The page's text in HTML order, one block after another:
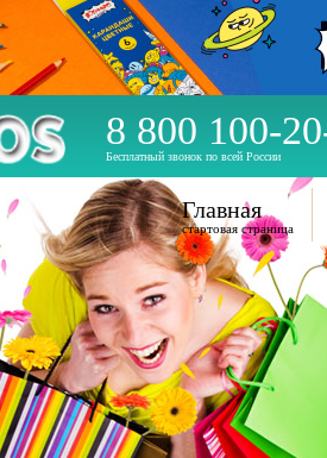
8 800 100-
Бесплатный звонок по всей России
Главная
стартовая страница